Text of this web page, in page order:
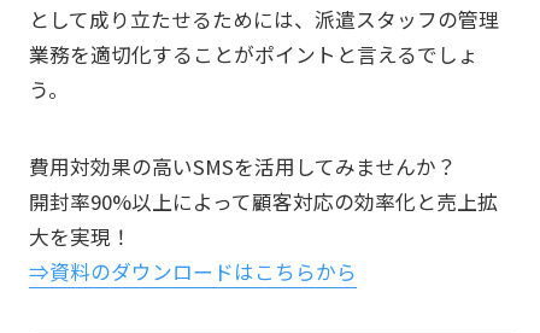
として成り立たせるためには、派遣スタッフの管理
業務を適切化することがポイントと言えるでしょ
う。
費用対効果の高いSMSを活用してみませんか？
開封率90%以上によって顧客対応の効率化と売上拡
大を実現！
⇒資料のダウンロードはこちらから